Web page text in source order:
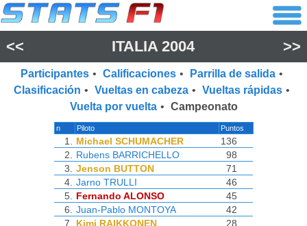
<< ITALIA 2004 >>
Participantes • Calificaciones • Parrilla de salida •
Clasificación • Vueltas en cabeza • Vueltas rápidas •
Vuelta por vuelta • Campeonato
n Piloto Puntos
1. Michael SCHUMACHER
136
2.
Rubens BARRICHELLO
98
3.
Jenson BUTTON
71
4. Jarno TRULLI
46
5.
Fernando ALONSO
45
6.
Juan-Pablo MONTOYA
42
7.
Kimi RAIKKONEN
28